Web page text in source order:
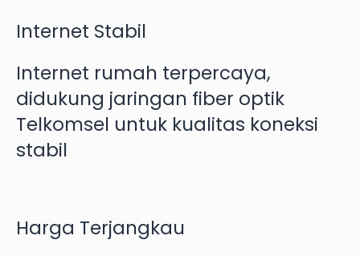
Internet Stabil
Internet rumah terpercaya,
didukung jaringan fiber optik
Telkomsel untuk kualitas koneksi
stabil
Harga Terjangkau